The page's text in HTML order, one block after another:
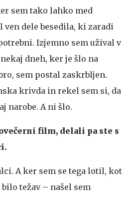
sem tako lahko med
dele besedila, ki zaradi
Izjemno sem užival v
dneh, ker je šlo na
sem postal zaskrbljen.
krivda in rekel sem si, da
narobe. A ni šlo.
film, delali pa ste s
A ker sem se tega lotil, kot
težav – našel sem